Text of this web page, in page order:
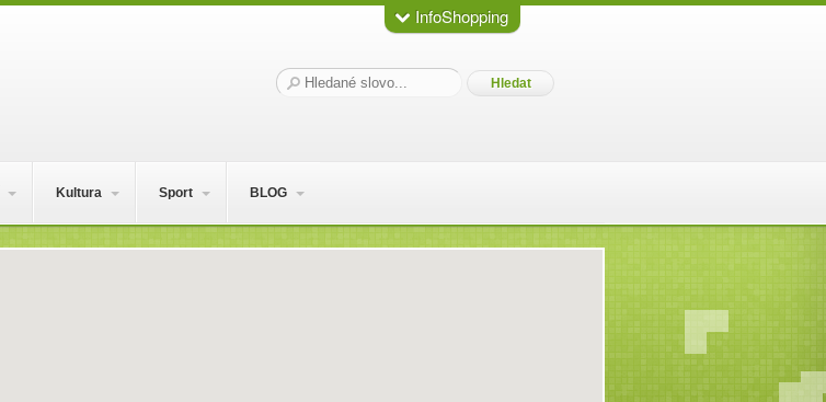
Hledat:
Kultura Sport BLOG
InfoShopping